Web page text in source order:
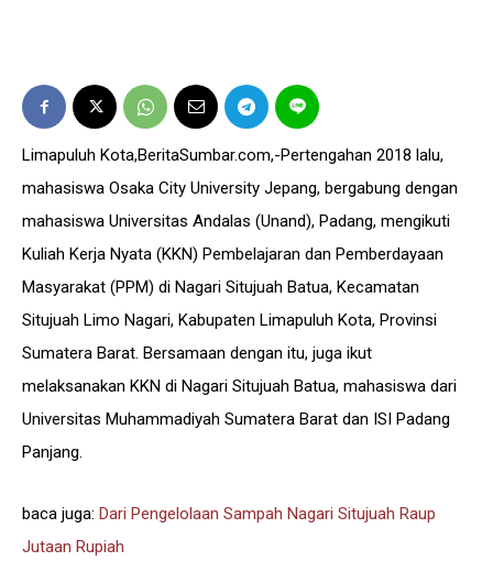
Limapuluh Kota,BeritaSumbar.com,-Pertengahan 2018 lalu,
mahasiswa Osaka City University Jepang, bergabung dengan
mahasiswa Universitas Andalas (Unand), Padang, mengikuti
Kuliah Kerja Nyata (KKN) Pembelajaran dan Pemberdayaan
Masyarakat (PPM) di Nagari Situjuah Batua, Kecamatan
Situjuah Limo Nagari, Kabupaten Limapuluh Kota, Provinsi
Sumatera Barat. Bersamaan dengan itu, juga ikut
melaksanakan KKN di Nagari Situjuah Batua, mahasiswa dari
Universitas Muhammadiyah Sumatera Barat dan ISI Padang
Panjang.
baca juga: Dari Pengelolaan Sampah Nagari Situjuah Raup
Jutaan Rupiah